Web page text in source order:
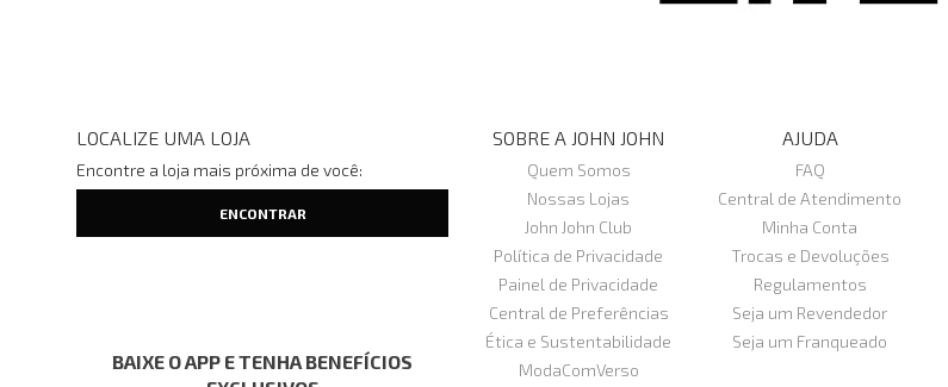
LOCALIZE UMA LOJA
Encontre a loja mais próxima de você:
BAIXE O APP E TENHA BENEFÍCIOS
SOBRE A JOHN JOHN
Quem Somos
Nossas Lojas
John John Club
Política de Privacidade
Painel de Privacidade
Central de Preferências
Ética e Sustentabilidade
ModaComVerso
AJUDA
FAQ
Central de Atendimento
Minha Conta
Trocas e Devoluções
Regulamentos
Seja um Revendedor
Seja um Franqueado